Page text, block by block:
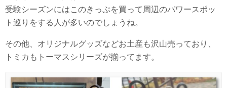
受験シーズンにはこのきっぷを買って周辺のパワースポッ
ト巡りをする人が多いのでしょうね。
その他、オリジナルグッズなどお土産も沢山売っており、
トミカもトーマスシリーズが揃ってます。